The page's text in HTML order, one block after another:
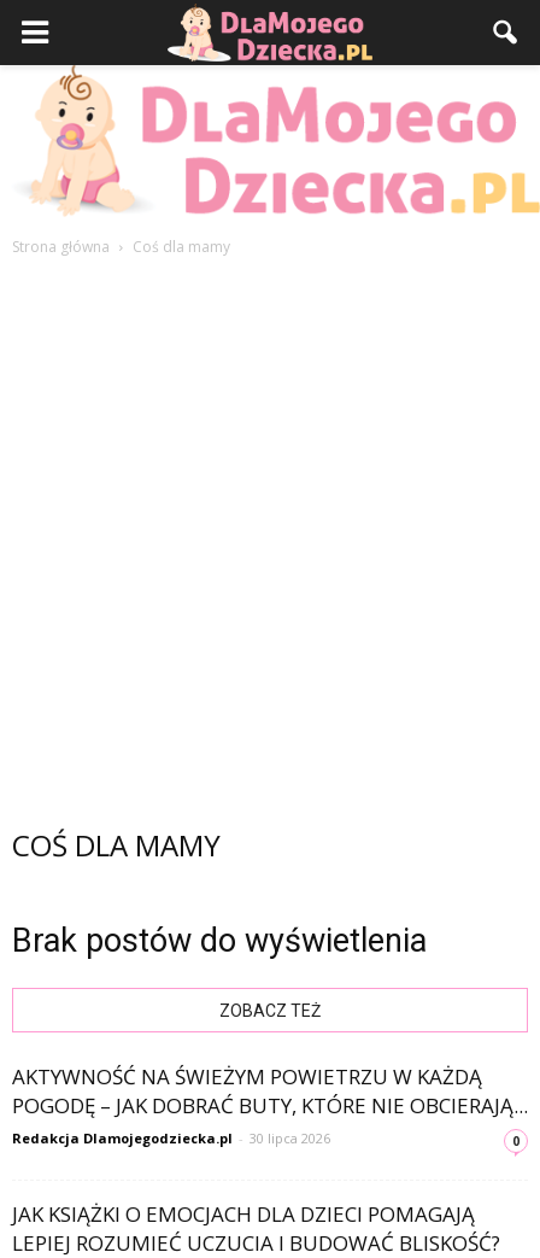
Strona główna Coś dla mamy
COŚ DLA MAMY
Brak postów do wyświetlenia
ZOBACZ TEŻ
AKTYWNOŚĆ NA ŚWIEŻYM POWIETRZU W KAŻDĄ
POGODĘ – JAK DOBRAĆ BUTY, KTÓRE NIE OBCIERAJĄ...
Redakcja Dlamojegodziecka.pl - 30 lipca 2026 0
JAK KSIĄŻKI O EMOCJACH DLA DZIECI POMAGAJĄ
LEPIEJ ROZUMIEĆ UCZUCIA I BUDOWAĆ BLISKOŚĆ?